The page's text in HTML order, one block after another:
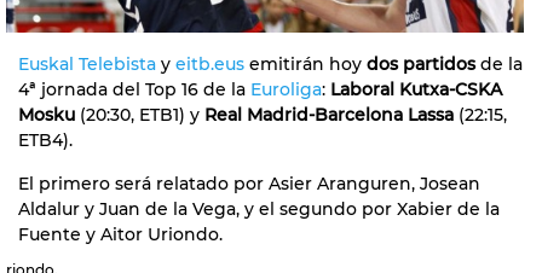
Euskal Telebista y eitb.eus emitirán hoy dos partidosde la
4ª jornada del Top 16 de la Euroliga: Laboral Kutxa-CSKA
Mosku (20:30, ETB1) y Real Madrid-Barcelona Lassa (22:15,
ETB4).
El primero será relatado por Asier Aranguren, Josean
Aldalur y Juan de la Vega, y el segundo por Xabier de la
Fuente y Aitor Uriondo.